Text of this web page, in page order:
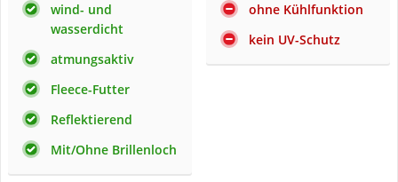
wind- und
wasserdicht
atmungsaktiv
Fleece-Futter
Reflektierend
Mit/Ohne Brillenloch
ohne Kühlfunktion
kein UV-Schutz